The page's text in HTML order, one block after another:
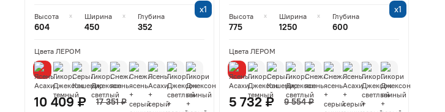
Высота
604
Ширина
450
Глубина
352
Цвета ЛЕРОМ
10 409 ₽ 17 351 ₽
х1
Высота
775
Ширина
1250
Глубина
600
Цвета ЛЕРОМ
5 732 ₽ 9 554 ₽
х1